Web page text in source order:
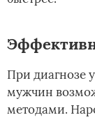
При диагнозе
мужчин
методами.